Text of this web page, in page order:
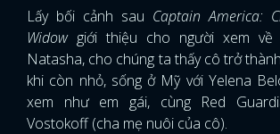
Lấy bối cảnh sau Captain America:
Widowgiới thiệu cho người xem về
Natasha, cho chúng ta thấy cô trở
khi còn nhỏ, sống ở Mỹ với Yelena
xem như em gái, cùng Red
Vostokoff (cha mẹ nuôi của cô).